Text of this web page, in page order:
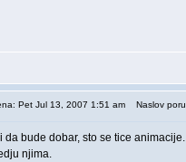
Pet Jul 13, 2007 1:51 am Naslov
da bude dobar, sto se tice
njima.